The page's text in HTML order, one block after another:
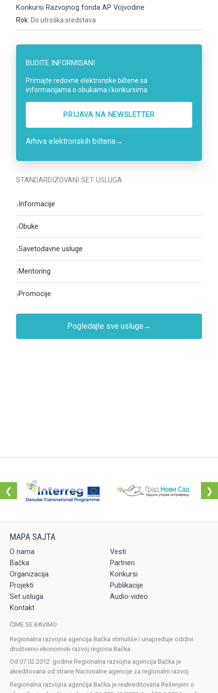
Konkursi Razvojnog fonda AP Vojvodine
Rok: Do utroška sredstava
BUDITE INFORMISANI
Primajte redovne elektronske biltene sa
informacijama o obukama i konkursima
PRIJAVA NA NEWSLETTER
Arhiva elektronskih biltena→
STANDARDIZOVANI SET USLUGA
›Informacije
›Obuke
›Savetodavne usluge
›Mentoring
›Promocije
Pogledajte sve usluge →
❮ ❯
O nama
Vesti
Bačka
Partneri
Organizacija
Konkursi
Projekti
Publikacije
Set usluga
Audio-video
Kontakt
ČIME SE BAVIMO
Regionalna razvojna agencija Bačka stimuliše i unapređuje održivi
društveno-ekonomski razvoj regiona Bačka.
Od 07.02.2012. godine Regionalna razvojna agencija Bačka je
akreditovana od strane Nacionalne agencije za regionalni razvoj.
Regionalna razvojna agencija Bačka je reakreditovana Rešenjem o